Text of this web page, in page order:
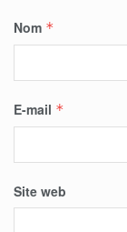
Nom *
E-mail *
Site web